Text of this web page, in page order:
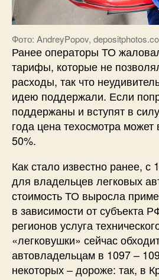
Фото: AndreyPopov,
Ранее операторы ТО
тарифы, которые не
расходы, так что
идею поддержали. Если
поддержаны и вступят в
года цена техосмотра может
50%.
Как стало известно ранее, с
для владельцев легковых
стоимость ТО выросла
в зависимости от субъекта
регионов услуга
«легковушки» сейчас
автовладельцам в 1097 –
некоторых – дороже: так, в